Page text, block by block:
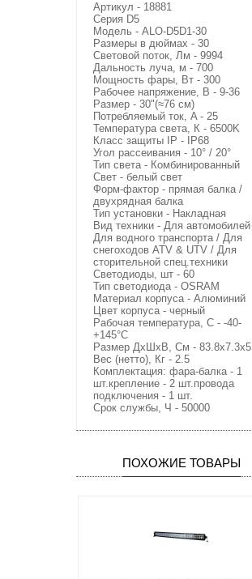
Артикул - 18881
Серия D5
Модель - ALO-D5D1-30
Размеры в дюймах - 30
Световой поток, Лм - 9994
Дальность луча, м - 700
Мощность фары, Вт - 300
Рабочее напряжение, В - 9-36
Размер - 30"(≈76 см)
Потребляемый ток, A - 25
Температура света, К - 6500K
Класс защиты IP - IP68
Угол рассеивания - 10° / 20°
Тип света - Комбинированный
Свет - белый свет
Форм-фактор - прямая балка /
двухрядная балка
Тип установки - Накладная
Вид техники - Для
Для водного транспорта / Для
снегоходов ATV & UTV / Для
сторительной спец.техники
Светодиоды, шт - 60
Тип светодиода - OSRAM
Материал корпуса - Алюминий
Цвет корпуса - черный
Рабочая температура, C - -40-
+145°C
Размер ДхШхВ, См - 83.8x7.3x5
Вес (нетто), Кг - 2.5
Комплектация: фара-балка - 1
шт.крепление - 2 шт.провода
подключения - 1 шт.
Срок службы, Ч - 50000
ПОХОЖИЕ ТОВАРЫ